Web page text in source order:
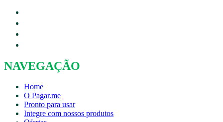
NAVEGAÇÃO
Home
O Pagar.me
Pronto para usar
Integre com nossos produtos